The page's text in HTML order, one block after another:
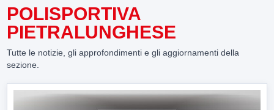
POLISPORTIVA
PIETRALUNGHESE
Tutte le notizie, gli approfondimenti e gli aggiornamenti della
sezione.